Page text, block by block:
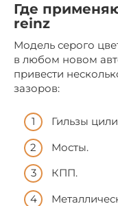
Где
reinz
Модель серого
в любом новом
привести
зазоров:
Гильзы
Мосты.
КПП.